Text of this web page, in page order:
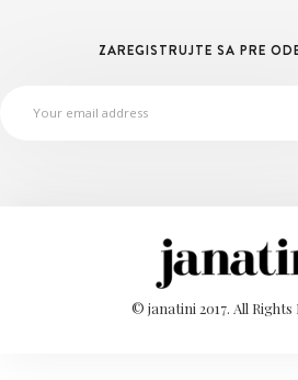
ZAREGISTRUJTE SA PRE
© janatini 2017. All Rights